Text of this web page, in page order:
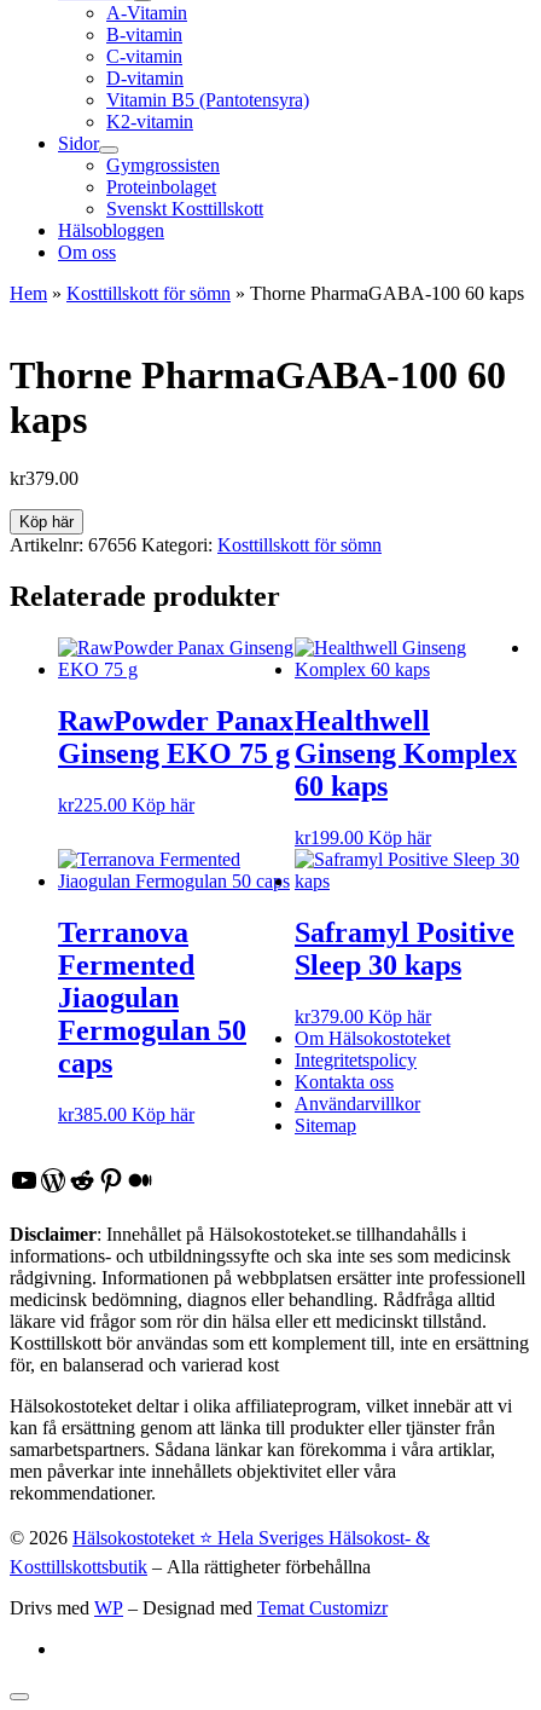
A-Vitamin
B-vitamin
C-vitamin
D-vitamin
Vitamin B5 (Pantotensyra)
K2-vitamin
Sidor
Gymgrossisten
Proteinbolaget
Svenskt Kosttillskott
Hälsobloggen
Om oss
Hem » Kosttillskott för sömn » Thorne PharmaGABA-100 60 kaps
Thorne PharmaGABA-100 60
kaps
kr379.00
Köp här
Artikelnr: 67656 Kategori: Kosttillskott för sömn
Relaterade produkter
RawPowder Panax
Ginseng EKO 75 g
kr225.00 Köp här
Healthwell
Ginseng Komplex
60 kaps
kr199.00 Köp här
Terranova
Fermented
Jiaogulan
Fermogulan 50
caps
kr385.00 Köp här
Saframyl Positive
Sleep 30 kaps
kr379.00 Köp här
Om Hälsokostoteket
Integritetspolicy
Kontakta oss
Användarvillkor
Sitemap
YouTube
WordPress
Reddit
Pinterest
Medium
Disclaimer: Innehållet på Hälsokostoteket.se tillhandahålls i
informations- och utbildningssyfte och ska inte ses som medicinsk
rådgivning. Informationen på webbplatsen ersätter inte professionell
medicinsk bedömning, diagnos eller behandling. Rådfråga alltid
läkare vid frågor som rör din hälsa eller ett medicinskt tillstånd.
Kosttillskott bör användas som ett komplement till, inte en ersättning
för, en balanserad och varierad kost
Hälsokostoteket deltar i olika affiliateprogram, vilket innebär att vi
kan få ersättning genom att länka till produkter eller tjänster från
samarbetspartners. Sådana länkar kan förekomma i våra artiklar,
men påverkar inte innehållets objektivitet eller våra
rekommendationer.
© 2026 Hälsokostoteket ⭐️ Hela Sveriges Hälsokost- &
Kosttillskottsbutik – Alla rättigheter förbehållna
Drivs med WP – Designad med Temat Customizr